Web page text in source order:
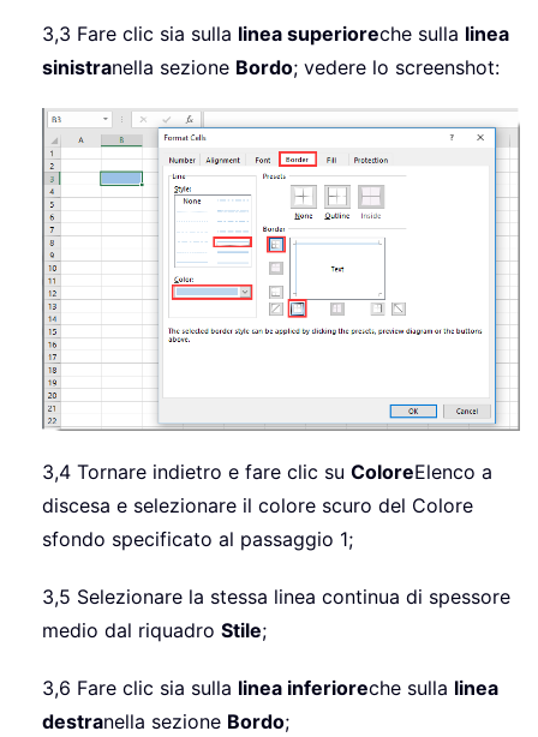
3,3 Fare clic sia sulla linea superioreche sulla linea
sinistranella sezione Bordo; vedere lo screenshot:
3,4 Tornare indietro e fare clic su ColoreElenco a
discesa e selezionare il colore scuro del Colore
sfondo specificato al passaggio 1;
3,5 Selezionare la stessa linea continua di spessore
medio dal riquadro Stile;
3,6 Fare clic sia sulla linea inferioreche sulla linea
destranella sezione Bordo;